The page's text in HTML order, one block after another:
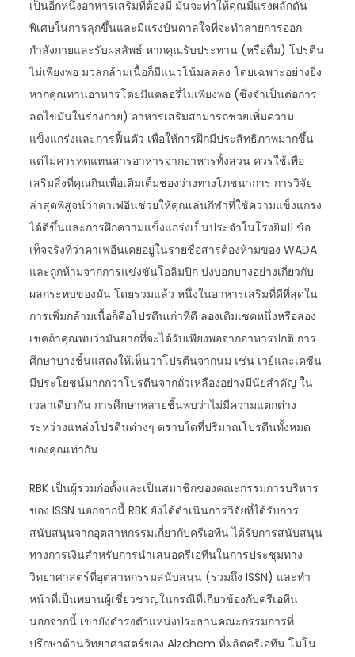
เป็นอีกหนึ่งอาหารเสริมที่ต้องมี มันจะทำให้คุณมีแรงผลักดัน
พิเศษในการลุกขึ้นและมีแรงบันดาลใจที่จะทำลายการออก
กำลังกายและรับผลลัพธ์ หากคุณรับประทาน (หรือดื่ม) โปรตีน
ไม่เพียงพอ มวลกล้ามเนื้อก็มีแนวโน้มลดลง โดยเฉพาะอย่างยิ่ง
หากคุณทานอาหารโดยมีแคลอรี่ไม่เพียงพอ (ซึ่งจำเป็นต่อการ
ลดไขมันในร่างกาย) อาหารเสริมสามารถช่วยเพิ่มความ
แข็งแกร่งและการฟื้นตัว เพื่อให้การฝึกมีประสิทธิภาพมากขึ้น
แต่ไม่ควรทดแทนสารอาหารจากอาหารทั้งส่วน ควรใช้เพื่อ
เสริมสิ่งที่คุณกินเพื่อเติมเต็มช่องว่างทางโภชนาการ การวิจัย
ล่าสุดพิสูจน์ว่าคาเฟอีนช่วยให้คุณเล่นกีฬาที่ใช้ความแข็งแกร่ง
ได้ดีขึ้นและการฝึกความแข็งแกร่งเป็นประจำในโรงยิม11 ข้อ
เท็จจริงที่ว่าคาเฟอีนเคยอยู่ในรายชื่อสารต้องห้ามของ WADA
และถูกห้ามจากการแข่งขันโอลิมปิก บ่งบอกบางอย่างเกี่ยวกับ
ผลกระทบของมัน โดยรวมแล้ว หนึ่งในอาหารเสริมที่ดีที่สุดใน
การเพิ่มกล้ามเนื้อก็คือโปรตีนเก่าที่ดี ลองเติมเชคหนึ่งหรือสอง
เชคถ้าคุณพบว่ามันยากที่จะได้รับเพียงพอจากอาหารปกติ การ
ศึกษาบางชิ้นแสดงให้เห็นว่าโปรตีนจากนม เช่น เวย์และเคซีน
มีประโยชน์มากกว่าโปรตีนจากถั่วเหลืองอย่างมีนัยสำคัญ ใน
เวลาเดียวกัน การศึกษาหลายชิ้นพบว่าไม่มีความแตกต่าง
ระหว่างแหล่งโปรตีนต่างๆ ตราบใดที่ปริมาณโปรตีนทั้งหมด
ของคุณเท่ากัน
RBK เป็นผู้ร่วมก่อตั้งและเป็นสมาชิกของคณะกรรมการบริหาร
ของ ISSN นอกจากนี้ RBK ยังได้ดำเนินการวิจัยที่ได้รับการ
สนับสนุนจากอุตสาหกรรมเกี่ยวกับครีเอทีน ได้รับการสนับสนุน
ทางการเงินสำหรับการนำเสนอครีเอทีนในการประชุมทาง
วิทยาศาสตร์ที่อุตสาหกรรมสนับสนุน (รวมถึง ISSN) และทำ
หน้าที่เป็นพยานผู้เชี่ยวชาญในกรณีที่เกี่ยวข้องกับครีเอทีน
นอกจากนี้ เขายังดำรงตำแหน่งประธานคณะกรรมการที่
ปรึกษาด้านวิทยาศาสตร์ของ Alzchem ที่ผลิตครีเอทีน โมโน